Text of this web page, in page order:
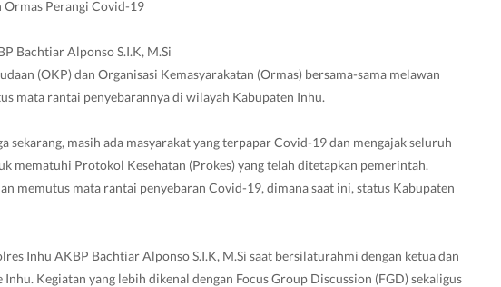
Ormas Perangi Covid-19
Bachtiar Alponso S.I.K, M.Si
(OKP) dan Organisasi Kemasyarakatan (Ormas) bersama-sama melawan
mata rantai penyebarannya di wilayah Kabupaten Inhu.
sekarang, masih ada masyarakat yang terpapar Covid-19 dan mengajak seluruh
mematuhi Protokol Kesehatan (Prokes) yang telah ditetapkan pemerintah.
memutus mata rantai penyebaran Covid-19, dimana saat ini, status Kabupaten
Inhu AKBP Bachtiar Alponso S.I.K, M.Si saat bersilaturahmi dengan ketua dan
Inhu. Kegiatan yang lebih dikenal dengan Focus Group Discussion (FGD) sekaligus